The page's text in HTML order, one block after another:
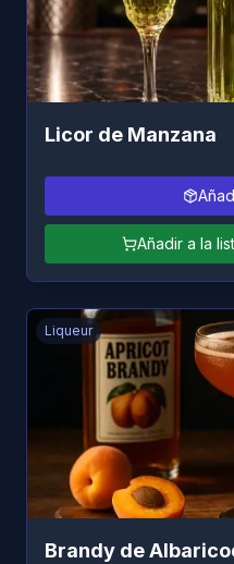
Licor de Manzana
Añadir a la
Liqueur
Brandy de